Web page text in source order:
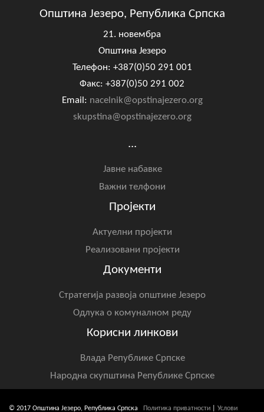
Општина Језеро, Република Српска
21. новембра
Општина Језеро
Телефон: +387(0)50 291 001
Факс: +387(0)50 291 002
Email: nacelnik@opstinajezero.org
skupstina@opstinajezero.org
...
Јавне набавке
Важни телфони
Пројекти
Актуелни пројекти
Реализовани пројекти
Документи
Стратегија развоја општине Језеро
Одлука о комуналном реду
Корисни линкови
Влада Републике Српске
Народна скупштина Републике Српске
© 2017 Општина Језеро, Република Српска Политика приватности Услови